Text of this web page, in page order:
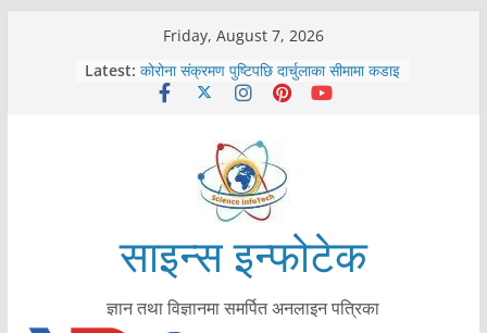
Friday, August 7, 2026
Latest:
काभ्रेपलाञ्चोकमा आयुर्वेद स्वास्थ्योपचारतर्फ
आकर्षण बढ्दै
कोरोना संक्रमण पुष्टिपछि दार्चुलाका सीमामा कडाइ
मकवानपुरमा खोरेत रोग विरुद्धको खोप लगाउन
आयुर्वेद चिकित्सा प्रणालीको भूमिका महत्वपूर्ण छ :
मुख्यमन्त्री शाह
साइन्स इन्फोटेक
ज्ञान तथा विज्ञानमा समर्पित अनलाइन पत्रिका